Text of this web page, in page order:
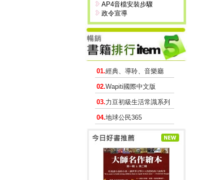
AP4音檔安裝步驟
政令宣導
01.經典、導聆、音樂廳
02.Wapiti國際中文版
03.力豆初級生活常識系列
04.地球公民365